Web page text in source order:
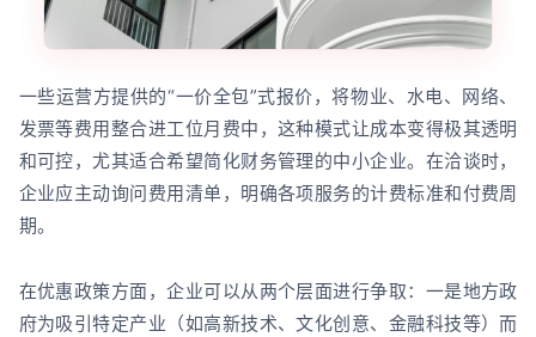
一些运营方提供的“一价全包”式报价，将物业、水电、网络、
发票等费用整合进工位月费中，这种模式让成本变得极其透明
和可控，尤其适合希望简化财务管理的中小企业。在洽谈时，
企业应主动询问费用清单，明确各项服务的计费标准和付费周
期。
在优惠政策方面，企业可以从两个层面进行争取：一是地方政
府为吸引特定产业（如高新技术、文化创意、金融科技等）而